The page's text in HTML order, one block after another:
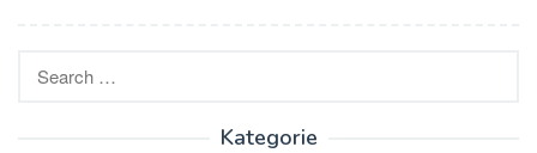
for:
Kategorie